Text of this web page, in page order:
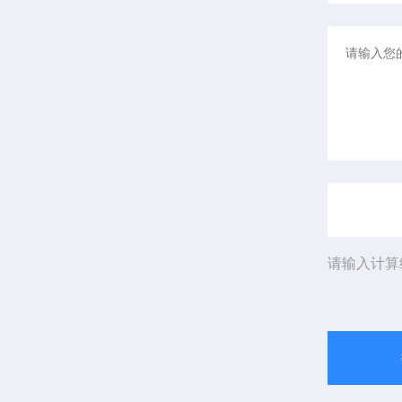
请输入计